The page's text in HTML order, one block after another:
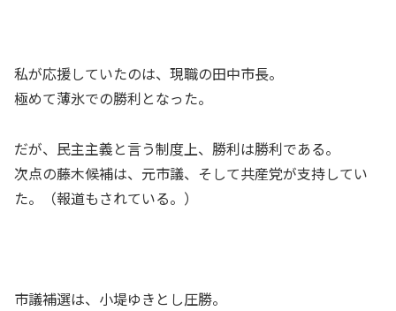
私が応援していたのは、現職の田中市長。
極めて薄氷での勝利となった。
だが、民主主義と言う制度上、勝利は勝利である。
次点の藤木候補は、元市議、そして共産党が支持してい
た。（報道もされている。）
市議補選は、小堤ゆきとし圧勝。